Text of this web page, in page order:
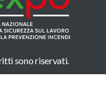
sono riservati.